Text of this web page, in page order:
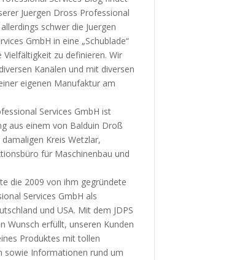
Juergen Dross Professional
schwer die Juergen
GmbH in eine „Schublade“
Vielfältigkeit zu definieren. Wir
Kanälen und mit diversen
eigenen Manufaktur am
Services GmbH ist
aus einem von Balduin Droß
Kreis Wetzlar,
für Maschinenbau und
die 2009 von ihm gegründete
Services GmbH als
und USA. Mit dem JDPS
Wunsch erfüllt, unseren Kunden
Produktes mit tollen
sowie Informationen rund um